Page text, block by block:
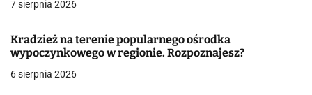
w
p
7 sierpnia 2026
Kradzież na terenie popularnego ośrodka
wypoczynkowego w regionie. Rozpoznajesz?
6 sierpnia 2026